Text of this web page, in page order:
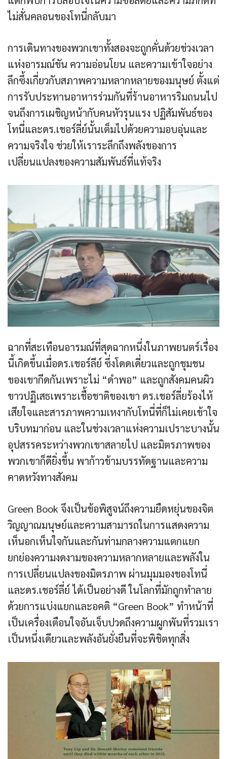
ไม่สั่นคลอนของโทนี่กลับมา
การเดินทางของพวกเขาทั้งสองจะถูกคั่นด้วยช่วงเวลา
แห่งอารมณ์ขัน ความอ่อนโยน และความเข้าใจอย่าง
ลึกซึ้งเกี่ยวกับสภาพความหลากหลายของมนุษย์ ตั้งแต่
การรับประทานอาหารร่วมกันที่ร้านอาหารริมถนนไป
จนถึงการเผชิญหน้ากับคนหัวรุนแรง ปฏิสัมพันธ์ของ
โทนี่และดร.เชอร์ลี่ย์นั้นเต็มไปด้วยความอบอุ่นและ
ความจริงใจ ช่วยให้เราระลึกถึงพลังของการ
เปลี่ยนแปลงของความสัมพันธ์ที่แท้จริง
ฉากที่สะเทือนอารมณ์ที่สุดฉากหนึ่งในภาพยนตร์เรื่อง
นี้เกิดขึ้นเมื่อดร.เชอร์ลีย์ ซึ่งโดดเดี่ยวและถูกชุมชน
ของเขากีดกันเพราะไม่ “ดำพอ” และถูกสังคมคนผิว
ขาวปฏิเสธเพราะเชื้อชาติของเขา ดร.เชอร์ลี่ยร้องไห้
เสียใจและสารภาพความเหงากับโทนี่ที่ก็ไม่เคยเข้าใจ
บริบทมาก่อน และในช่วงเวลาแห่งความเปราะบางนั้น
อุปสรรคระหว่างพวกเขาสลายไป และมิตรภาพของ
พวกเขาก็ดียิ่งขึ้น พาก้าวข้ามบรรทัดฐานและความ
คาดหวังทางสังคม
Green Book จึงเป็นข้อพิสูจน์ถึงความยืดหยุ่นของจิต
วิญญาณมนุษย์และความสามารถในการแสดงความ
เห็นอกเห็นใจกันและกันท่ามกลางความแตกแยก
ยกย่องความงดงามของความหลากหลายและพลังใน
การเปลี่ยนแปลงของมิตรภาพ ผ่านมุมมองของโทนี่
และดร.เชอร์ลี่ย์ ได้เป็นอย่างดี ในโลกที่มักถูกทำลาย
ด้วยการแบ่งแยกและอคติ “Green Book” ทำหน้าที่
เป็นเครื่องเตือนใจอันเจ็บปวดถึงความผูกพันที่รวมเรา
เป็นหนึ่งเดียวและพลังอันยั่งยืนที่จะพิชิตทุกสิ่ง